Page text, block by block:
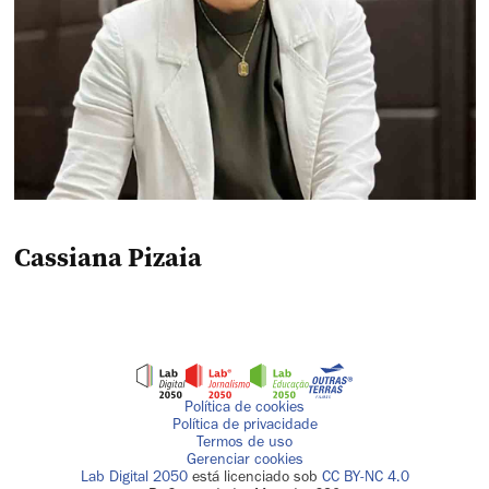
Cassiana Pizaia
Política de cookies
Política de privacidade
Termos de uso
Gerenciar cookies
Lab Digital 2050 está licenciado sob CC BY-NC 4.0